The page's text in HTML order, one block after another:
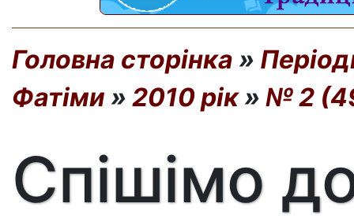
Головна сторінка »
Фатіми » 2010 рік» № 2
Спішімо